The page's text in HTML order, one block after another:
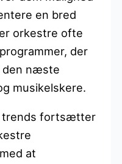
en bred
orkestre ofte
der
den næste
musikelskere.
trends fortsætter
at